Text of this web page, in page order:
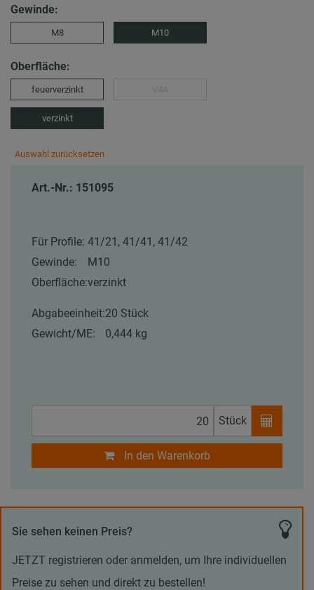
Gewinde:
M8 M10
Oberfläche:
feuerverzinkt
verzinkt
Auswahl zurücksetzen
Art.-Nr.: 151095
Für Profile: 41/21, 41/41, 41/42
Gewinde:
M10
Oberfläche:verzinkt
Abgabeeinheit:20 Stück
Gewicht/ME:
0,444 kg
Stück
In den Warenkorb
Sie sehen keinen Preis?
JETZT registrieren oder anmelden, um Ihre individuellen
Preise zu sehen und direkt zu bestellen!